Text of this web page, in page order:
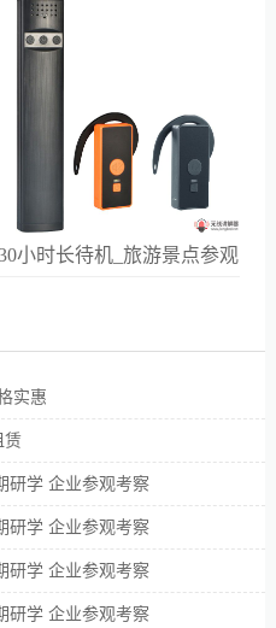
小时长待机_旅游景点参观
实惠
赁
研学 企业参观考察
研学 企业参观考察
研学 企业参观考察
研学 企业参观考察